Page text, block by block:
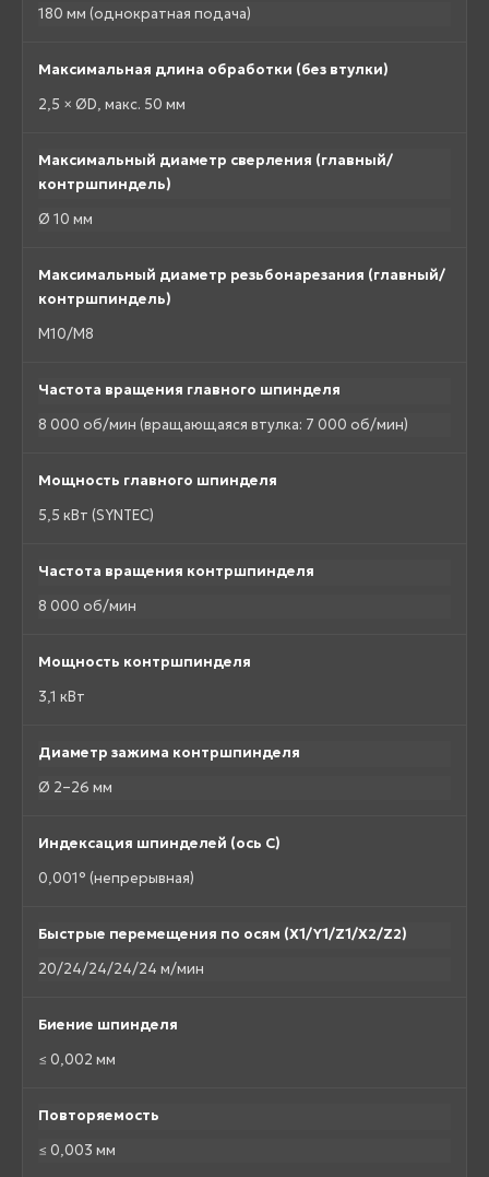
180 мм (однократная подача)
Максимальная длина обработки (без втулки)
2,5 × ØD, макс. 50 мм
Максимальный диаметр сверления (главный/
контршпиндель)
Ø 10 мм
Максимальный диаметр резьбонарезания (главный/
контршпиндель)
M10/M8
Частота вращения главного шпинделя
8 000 об/мин (вращающаяся втулка: 7 000 об/мин)
Мощность главного шпинделя
5,5 кВт (SYNTEC)
Частота вращения контршпинделя
8 000 об/мин
Мощность контршпинделя
3,1 кВт
Диаметр зажима контршпинделя
Ø 2–26 мм
Индексация шпинделей (ось C)
0,001° (непрерывная)
Быстрые перемещения по осям (X1/Y1/Z1/X2/Z2)
20/24/24/24/24 м/мин
Биение шпинделя
≤ 0,002 мм
Повторяемость
≤ 0,003 мм